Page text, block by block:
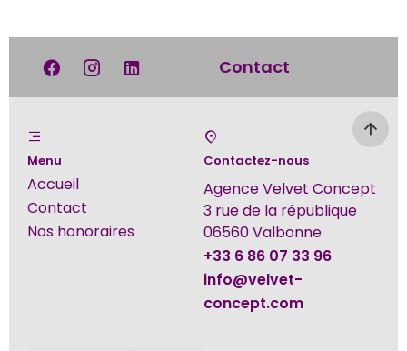
Contact
Menu
Accueil
Contact
Nos honoraires
Contactez-nous
Agence Velvet Concept
3 rue de la république
06560Valbonne
+33 6 86 07 33 96
info@velvet-
concept.com